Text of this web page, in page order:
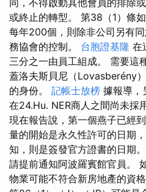
同，不得啟動其他會員的排除
或終止的轉型。 第38（1）條
每年200個，則除非公司另有
務協會的控制。 台胞證基隆 在
三分之一由員工組成。 需要這
蓋洛夫斯貝尼（Lovasberény
的身份。 記帳士放榜 據報導，
在24.Hu. NER商人之間尚未採
現在報告說，第一個燕子已經
量的開始是永久性許可的日期
知，則是簽發官方證書的日期。
請提前通知阿波羅賓館官員。
物業可能不符合新房地產的資